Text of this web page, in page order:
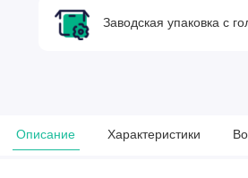
Заводская упаковка с
Описание Характеристики